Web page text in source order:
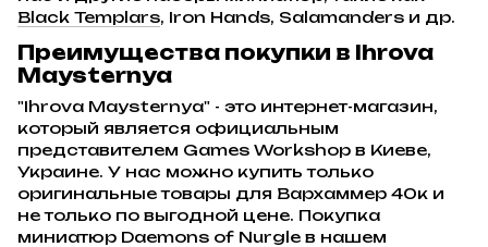
Black Templars, Iron Hands, Salamanders и др.
Преимущества покупки в Ihrova
Maysternya
"Ihrova Maysternya" - это интернет-магазин,
который является официальным
представителем Games Workshop в Киеве,
Украине. У нас можно купить только
оригинальные товары для Вархаммер 40к и
не только по выгодной цене. Покупка
миниатюр Daemons of Nurgle в нашем